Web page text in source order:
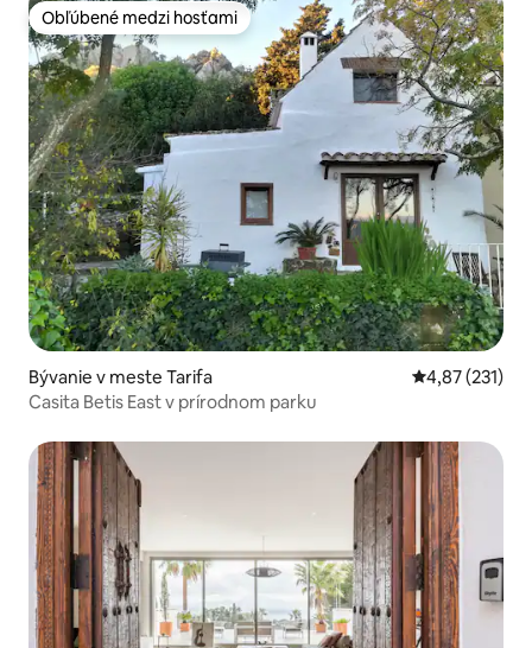
Obľúbené medzi hosťami
Obľúbené medzi hosťami
Bývanie v meste Tarifa Priemerné
4,87 (231)
Casita Betis East v prírodnom parku